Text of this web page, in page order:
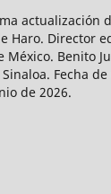
actualización
Haro. Director
Benito
Fecha
de 2026.